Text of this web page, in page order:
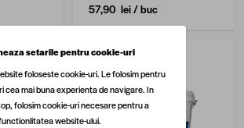
57,90 lei/ buc
setarile pentru cookie-uri
foloseste cookie-uri. Le folosim pentru
cea mai buna experienta de navigare. In
folosim cookie-uri necesare pentru a
website-ului.